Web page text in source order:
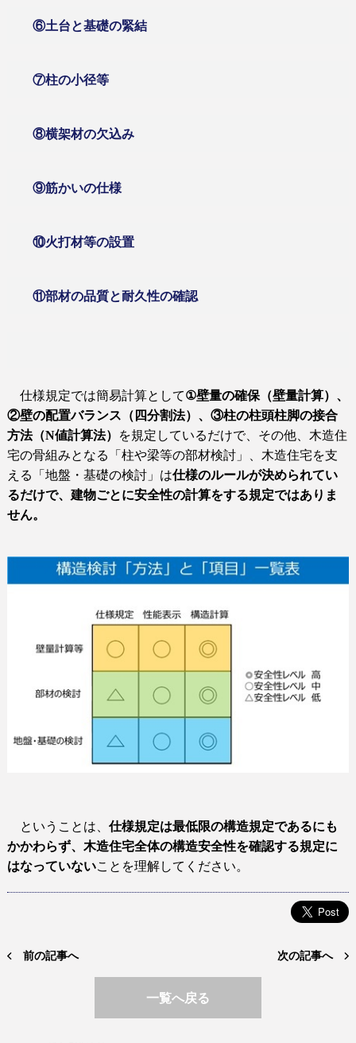
⑥土台と基礎の緊結
⑦柱の小径等
⑧横架材の欠込み
⑨筋かいの仕様
⑩火打材等の設置
⑪部材の品質と耐久性の確認
仕様規定では簡易計算として①壁量の確保（壁量計算）、
②壁の配置バランス（四分割法）、③柱の柱頭柱脚の接合
方法（N値計算法） を規定しているだけで、 その他、木造住
宅の骨組みとなる「柱や梁等の部材検討」、木造住宅を支
える「地盤・基礎の検討」は仕様のルールが決められてい
るだけで、建物ごとに安全性の計算をする規定ではありま
せん。
ということは、 仕様規定は最低限の構造規定であるにも
かかわらず、木造住宅全体の構造安全性を確認する規定に
はなっていないことを理解してください。
前の記事へ 次の記事へ
一覧へ戻る